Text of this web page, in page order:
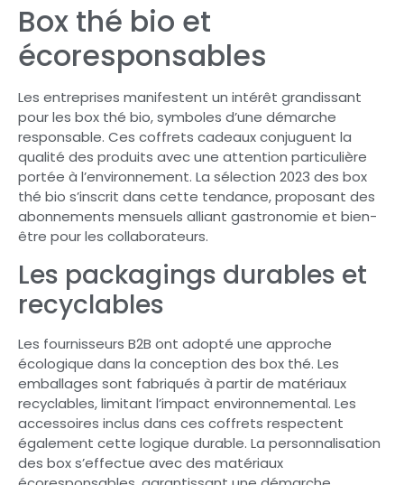
Box thé bio et
écoresponsables
Les entreprises manifestent un intérêt grandissant
pour les box thé bio, symboles d’une démarche
responsable. Ces coffrets cadeaux conjuguent la
qualité des produits avec une attention particulière
portée à l’environnement. La sélection 2023 des box
thé bio s’inscrit dans cette tendance, proposant des
abonnements mensuels alliant gastronomie et bien-
être pour les collaborateurs.
Les packagings durables et
recyclables
Les fournisseurs B2B ont adopté une approche
écologique dans la conception des box thé. Les
emballages sont fabriqués à partir de matériaux
recyclables, limitant l’impact environnemental. Les
accessoires inclus dans ces coffrets respectent
également cette logique durable. La personnalisation
des box s’effectue avec des matériaux